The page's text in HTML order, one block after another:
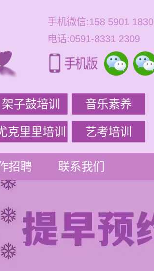
手机微信:158 5901 1830
电话:0591-8331 2309
架子鼓培训 音乐素养
克里里培训 艺考培训
招聘 联系我们